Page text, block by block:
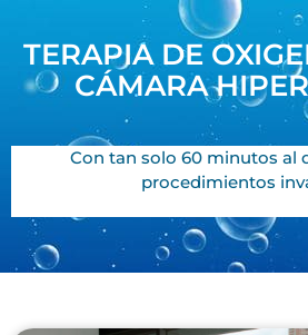
TERAPIA DE
CÁMARA
Con tan solo 60 minutos al
procedimientos